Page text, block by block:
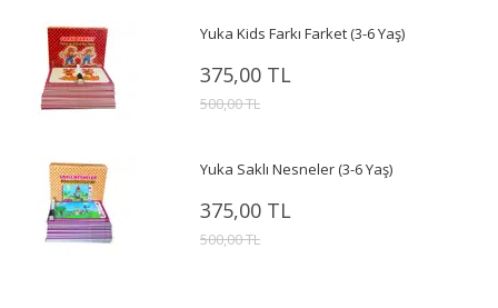
Yuka Kids Farkı Farket (3-6 Yaş)
375,00 TL
500,00 TL
Yuka Saklı Nesneler (3-6 Yaş)
375,00 TL
500,00 TL